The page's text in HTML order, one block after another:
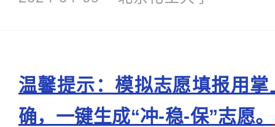
温馨提示：模拟志愿填报用
确，一键生成“冲-稳-保”志愿。